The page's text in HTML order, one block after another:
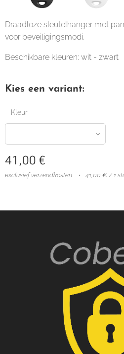
Draadloze sleutelhanger met
voor beveiligingsmodi.
Beschikbare kleuren: wit - zwart
Kies een variant:
Kleur
41,00 €
exclusief verzendkosten 41,00 € / 1